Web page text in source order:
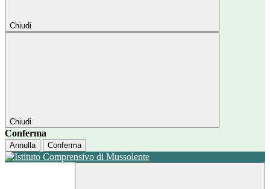
Chiudi
Chiudi
Conferma
Annulla Conferma